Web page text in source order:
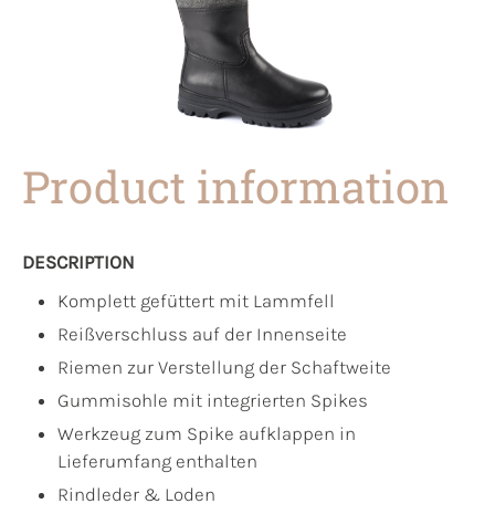
Product information
DESCRIPTION
Komplett gefüttert mit Lammfell
Reißverschluss auf der Innenseite
Riemen zur Verstellung der Schaftweite
Gummisohle mit integrierten Spikes
Werkzeug zum Spike aufklappen in
Lieferumfang enthalten
Rindleder & Loden